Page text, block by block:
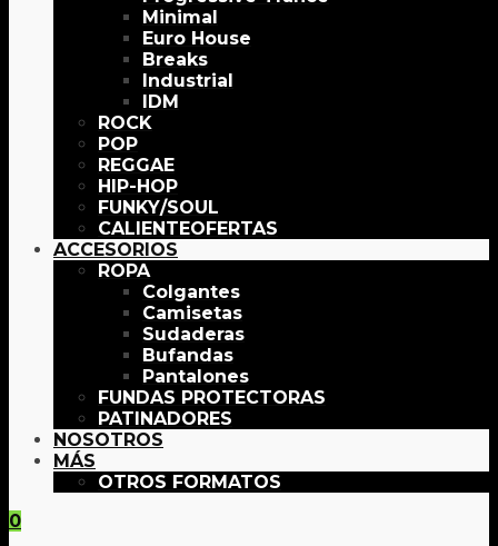
Minimal
Euro House
Breaks
Industrial
IDM
ROCK
POP
REGGAE
HIP-HOP
FUNKY/SOUL
OFERTAS
ACCESORIOS
ROPA
Colgantes
Camisetas
Sudaderas
Bufandas
Pantalones
FUNDAS PROTECTORAS
PATINADORES
NOSOTROS
MÁS
OTROS FORMATOS
0